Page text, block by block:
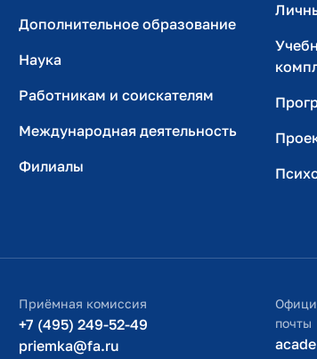
Дополнительное образование
Наука
Работникам и соискателям
Международная деятельность
Филиалы
Приёмная комиссия
+7 (495) 249-52-49
priemka@fa.ru
почты